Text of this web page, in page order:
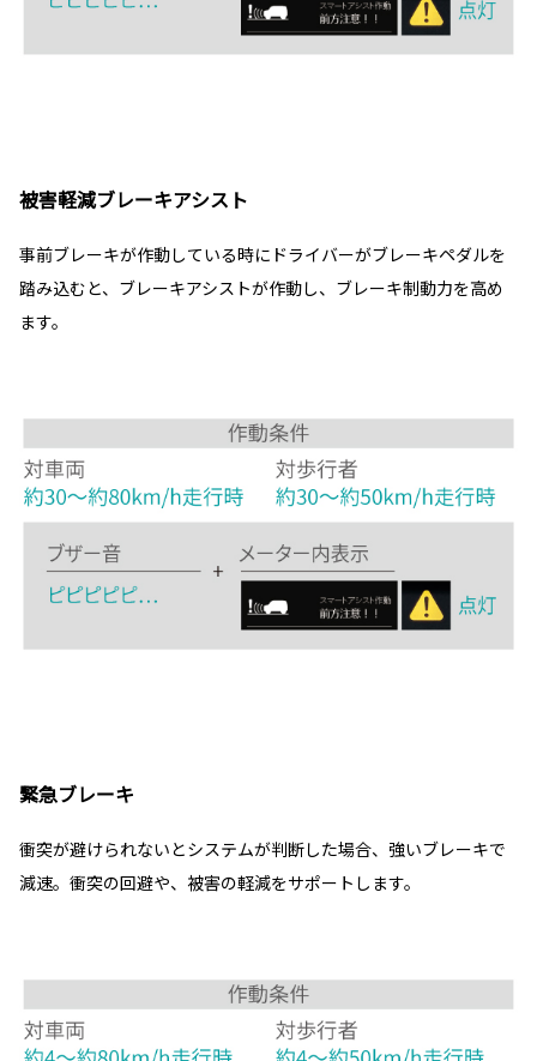
被害軽減ブレーキアシスト
事前ブレーキが作動している時にドライバーがブレーキペダルを
踏み込むと、ブレーキアシストが作動し、ブレーキ制動力を高め
ます。
緊急ブレーキ
衝突が避けられないとシステムが判断した場合、強いブレーキで
減速。衝突の回避や、被害の軽減をサポートします。